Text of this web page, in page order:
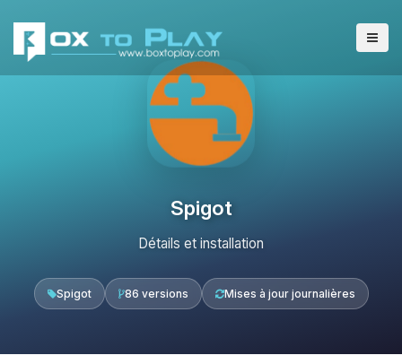
Spigot
Détails et installation
Spigot 86 versions Mises à jour journalières